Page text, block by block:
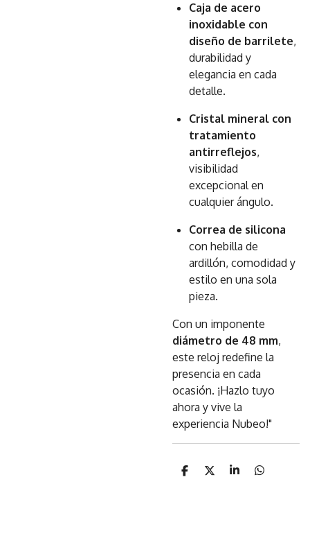
Caja de acero
inoxidable con
diseño de barrilete,
durabilidad y
elegancia en cada
detalle.
Cristal mineral con
tratamiento
antirreflejos,
visibilidad
excepcional en
cualquier ángulo.
Correa de silicona
con hebilla de
ardillón, comodidad y
estilo en una sola
pieza.
Con un imponente
diámetro de 48 mm,
este reloj redefine la
presencia en cada
ocasión. ¡Hazlo tuyo
ahora y vive la
experiencia Nubeo!"
C
C
C
C